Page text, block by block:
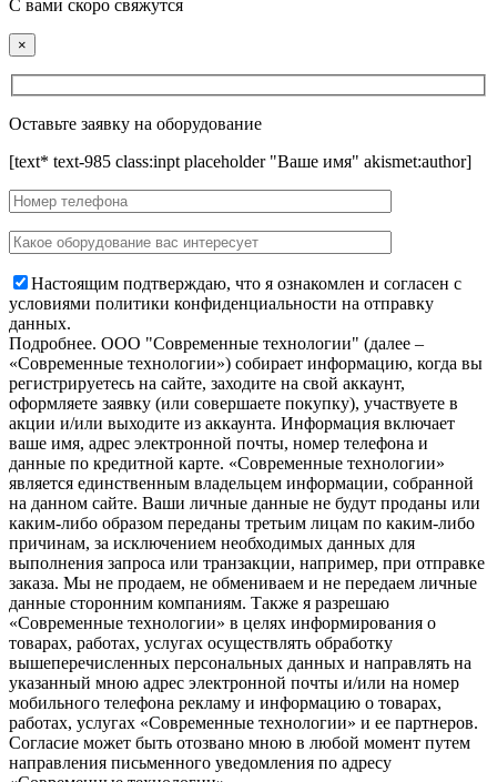
С вами скоро свяжутся
×
Оставьте заявку на оборудование
[text* text-985 class:inpt placeholder "Ваше имя" akismet:author]
Настоящим подтверждаю, что я ознакомлен и согласен с
условиями политики конфиденциальности на отправку
данных.
Подробнее. OOO "Современные технологии" (далее –
«Современные технологии») собирает информацию, когда вы
регистрируетесь на сайте, заходите на свой аккаунт,
оформляете заявку (или совершаете покупку), участвуете в
акции и/или выходите из аккаунта. Информация включает
ваше имя, адрес электронной почты, номер телефона и
данные по кредитной карте. «Современные технологии»
является единственным владельцем информации, собранной
на данном сайте. Ваши личные данные не будут проданы или
каким-либо образом переданы третьим лицам по каким-либо
причинам, за исключением необходимых данных для
выполнения запроса или транзакции, например, при отправке
заказа. Мы не продаем, не обмениваем и не передаем личные
данные сторонним компаниям. Также я разрешаю
«Современные технологии» в целях информирования о
товарах, работах, услугах осуществлять обработку
вышеперечисленных персональных данных и направлять на
указанный мною адрес электронной почты и/или на номер
мобильного телефона рекламу и информацию о товарах,
работах, услугах «Современные технологии» и ее партнеров.
Согласие может быть отозвано мною в любой момент путем
направления письменного уведомления по адресу